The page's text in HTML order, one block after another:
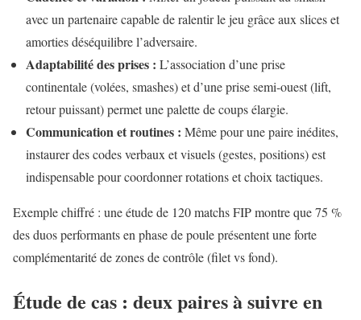
avec un partenaire capable de ralentir le jeu grâce aux slices et
amorties déséquilibre l’adversaire.
Adaptabilité des prises : L’association d’une prise
continentale (volées, smashes) et d’une prise semi-ouest (lift,
retour puissant) permet une palette de coups élargie.
Communication et routines : Même pour une paire inédites,
instaurer des codes verbaux et visuels (gestes, positions) est
indispensable pour coordonner rotations et choix tactiques.
Exemple chiffré : une étude de 120 matchs FIP montre que 75 %
des duos performants en phase de poule présentent une forte
complémentarité de zones de contrôle (filet vs fond).
Étude de cas : deux paires à suivre en